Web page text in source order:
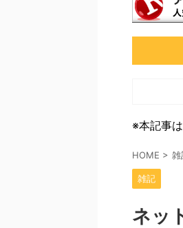
※本記事
HOME > 雑
雑記
ネッ